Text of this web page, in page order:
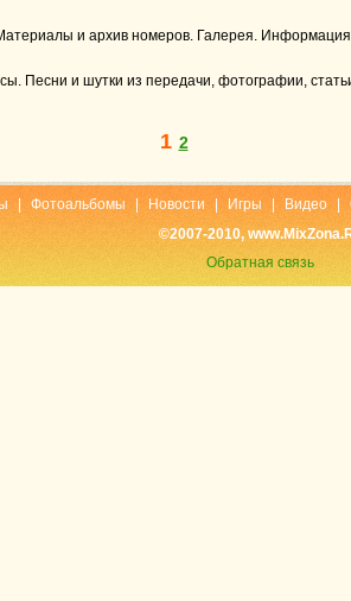
и архив номеров. Галерея. Информация
Песни и шутки из передачи, фотографии,
1 2
Фотоальбомы Новости Игры Видео
©2007-2010,
Обратная связь